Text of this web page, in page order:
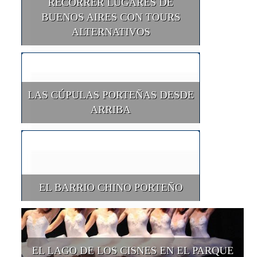
BUENOS AIRES CON TOURS
ALTERNATIVOS
LAS CÚPULAS PORTEÑAS DESDE
ARRIBA
EL BARRIO CHINO PORTEÑO
EL LAGO DE LOS CISNES EN EL PARQUE